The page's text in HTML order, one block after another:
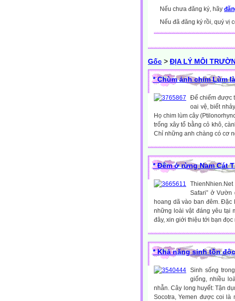
Nếu chưa đăng ký, hãy
Nếu đã đăng ký rồi, quý vị
Gốc > ĐỊA LÝ MÔI
* Chùm ảnh chim Lùm
Để chiếm được
oai vệ, biết
Họ chim lùm cây
trống xây tổ bằng cỏ khô,
Chỉ những anh chàng có cơ
* Đêm ở rừng Nam Cát
Safari” ở Vườn
hoang dã vào ban đêm. Đặc
những loài vật đáng yêu tại
đây, xin giới thiệu tới bạn
* Khả năng sinh tồn
Sinh sống
giống, nhiều
nhẫn. Cây long huyết: Tận
Socotra, Yemen được coi